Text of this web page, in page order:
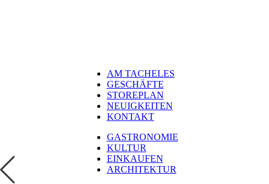
AM TACHELES
GESCHÄFTE
STOREPLAN
NEUIGKEITEN
KONTAKT
GASTRONOMIE
KULTUR
EINKAUFEN
ARCHITEKTUR